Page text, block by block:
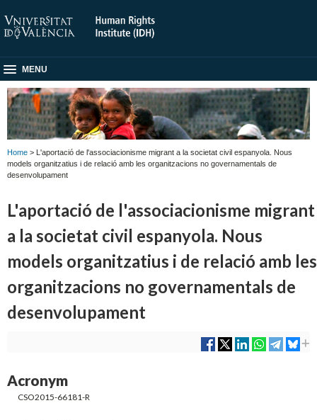
MENU
Home > L'aportació de l'associacionisme migrant a la societat civil espanyola. Nous
models organitzatius i de relació amb les organitzacions no governamentals de
desenvolupament
L'aportació de l'associacionisme migrant
a la societat civil espanyola. Nous
models organitzatius i de relació amb les
organitzacions no governamentals de
desenvolupament
Acronym
CSO2015-66181-R